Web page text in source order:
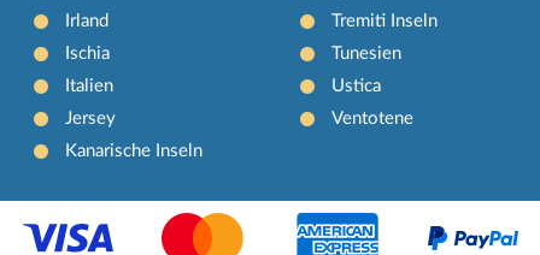
Irland
Ischia
Italien
Jersey
Kanarische Inseln
Tremiti Inseln
Tunesien
Ustica
Ventotene